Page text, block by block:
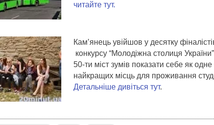
читайте тут.
Кам’янець увійшов у десятку
конкурсу “Молодіжна столиця
50-ти міст зумів показати себе як одне
найкращих місць для проживання
Детальніше дивіться тут.